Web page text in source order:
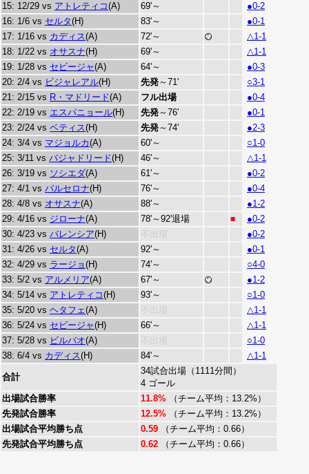
15: 12/29 vs アトレティコ(A) 69'～
●0-2
16: 1/6 vs セルタ(H) 83'～
●0-1
17: 1/16 vs カディス(A) 72'～
△1-1
18: 1/22 vs オサスナ(H) 69'～
△1-1
19: 1/28 vs セビージャ(A) 64'～
●0-3
20: 2/4 vs ビジャレアル(H) 先発～71'
○3-1
21: 2/15 vs R・マドリード(A) フル出場
●0-4
22: 2/19 vs エスパニョール(H) 先発～76'
●0-1
23: 2/24 vs ベティス(H) 先発～74'
●2-3
24: 3/4 vs マジョルカ(A) 60'～
○1-0
25: 3/11 vs バジャドリード(H) 46'～
△1-1
26: 3/19 vs ソシエダ(A) 61'～
●0-2
27: 4/1 vs バルセロナ(H) 76'～
●0-4
28: 4/8 vs オサスナ(A) 88'～
●1-2
29: 4/16 vs ジローナ(A) 78'～92'退場 ■
●0-2
30: 4/23 vs バレンシア(H) 不出場
●0-2
31: 4/26 vs セルタ(A) 92'～
●0-1
32: 4/29 vs ラージョ (H) 74'～
○4-0
33: 5/2 vs アルメリア(A) 67'～
●1-2
34: 5/14 vs アトレティコ(H) 93'～
○1-0
35: 5/20 vs ヘタフェ(A) 不出場
△1-1
36: 5/24 vs セビージャ(H) 66'～
△1-1
37: 5/28 vs ビルバオ(A) 不出場
○1-0
38: 6/4 vs カディス(H) 84'～ △1-1
合計
34試合出場（1111分間）
4 ゴール
出場試合勝率
11.8% （チーム平均：13.2%）
先発試合勝率
12.5% （チーム平均：13.2%）
出場試合平均勝ち点
0.59 （チーム平均：0.66）
先発試合平均勝ち点
0.62 （チーム平均：0.66）